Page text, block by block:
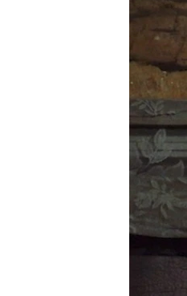
УКРАИНСКАЯ ПРОБЛЕМА КРЫМА